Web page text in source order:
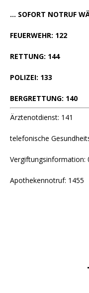
... SOFORT NOTRUF
FEUERWEHR: 122
RETTUNG: 144
POLIZEI: 133
BERGRETTUNG: 140
Ärztenotdienst: 141
telefonische
Vergiftungsinformation:
Apothekennotruf: 1455